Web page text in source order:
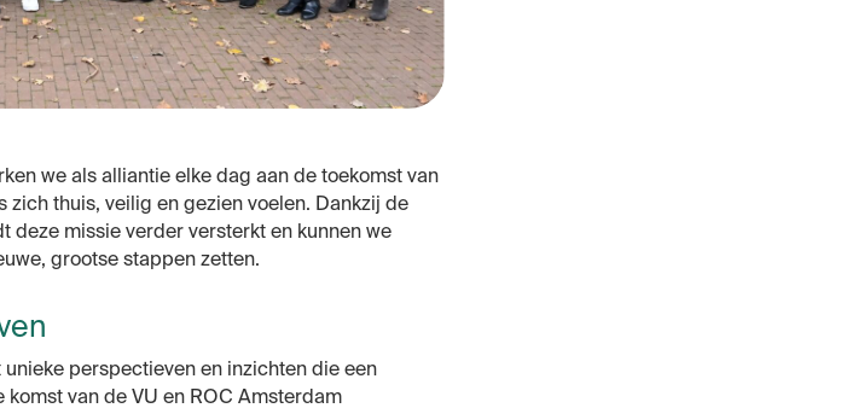
we als alliantie elke dag aan de toekomst van
zich thuis, veilig en gezienvoelen. Dankzij de
deze missie verder versterkt en kunnen we
grootsestappen zetten.
unieke perspectieven en inzichten die een
komst van de VU en ROC Amsterdam